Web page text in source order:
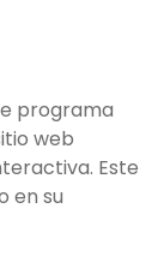
programa
web
Este
en su